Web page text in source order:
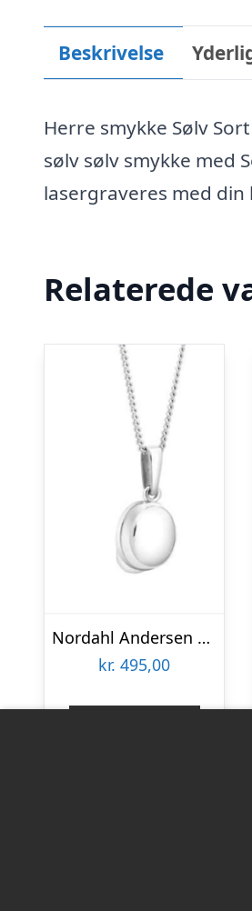
Beskrivelse
Herre smykke Sølv
sølv sølv smykke med
lasergraveres med
Relaterede
Nordahl Andersen Studenterhue sølv vedhæng inkl. kæde
kr. 495,00